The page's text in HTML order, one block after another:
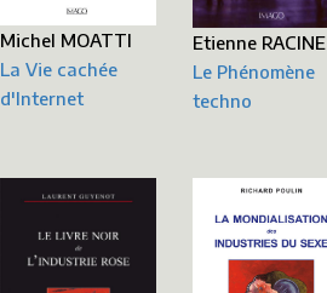
Michel MOATTI
La Vie cachée
d'Internet
Etienne RACINE
Le Phénomène
techno